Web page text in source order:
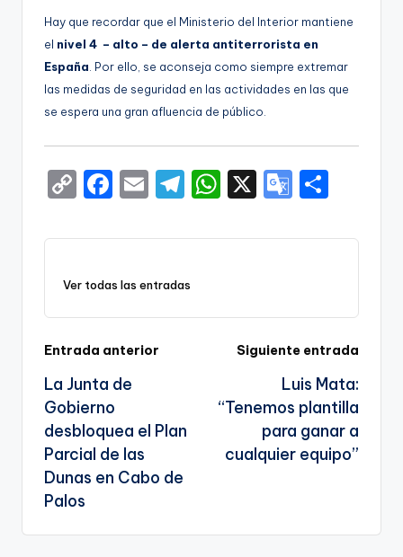
Hay que recordar que el Ministerio del Interior mantiene
el nivel 4 – alto – de alerta antiterrorista en
España . Por ello, se aconseja como siempre extremar
las medidas de seguridad en las actividades en las que
se espera una gran afluencia de público.
C
p
Li
n
k
F
c
e
b
o
o
k
E
ai
T
e
a
m
W
a
p
p
X
G
o
Tr
a
n
sl
a
te
ar
Ver todas las entradas
Navegación
de
entradas
Entrada anterior
La Junta de
Gobierno
desbloquea el Plan
Parcial de las
Dunas en Cabo de
Palos
Siguiente entrada
Luis Mata:
“Tenemos plantilla
para ganar a
cualquier equipo”